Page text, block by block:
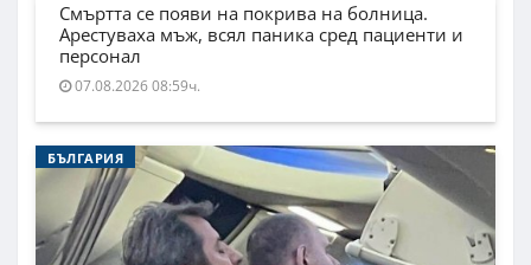
Смъртта се появи на покрива на болница.
Арестуваха мъж, всял паника сред пациенти и
персонал
07.08.2026 08:59ч.
БЪЛГАРИЯ